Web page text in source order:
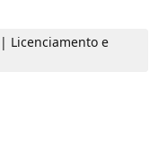
Licenciamento e